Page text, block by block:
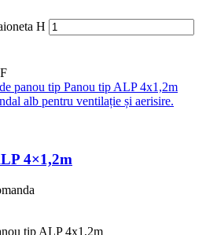
H
4×1,2m
tip ALP 4x1,2m